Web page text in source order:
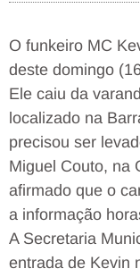
O funkeiro MC
deste domingo
Ele caiu da
localizado na
precisou ser
Miguel Couto, na
afirmado que o
a informação
A Secretaria
entrada de Kevin